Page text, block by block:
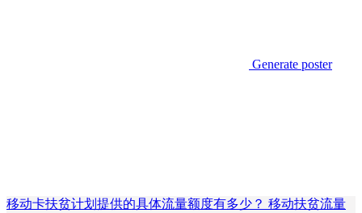
Generate poster
移动卡扶贫计划提供的具体流量额度有多少？ 移动扶贫流量